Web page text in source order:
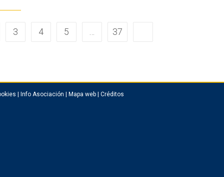
3 4 5 37
Info Asociación Mapa web |Créditos